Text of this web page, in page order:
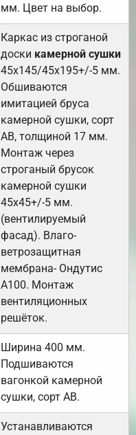
мм. Цвет на выбор.
Каркас из строганой
доски камерной сушки
45х145/45х195+/-5 мм.
Обшиваются
имитацией бруса
камерной сушки, сорт
АВ, толщиной 17 мм.
Монтаж через
строганый брусок
камерной сушки
45х45+/-5 мм.
(вентилируемый
фасад). Влаго-
ветрозащитная
мембрана- Ондутис
А100. Монтаж
вентиляционных
решёток.
Ширина 400 мм.
Подшиваются
вагонкой камерной
сушки, сорт АВ.
Устанавливаются